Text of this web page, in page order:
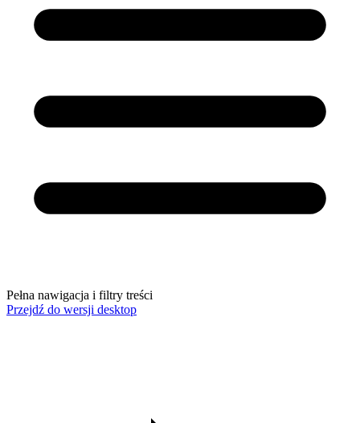
Pełna nawigacja i filtry treści
Przejdź do wersji desktop